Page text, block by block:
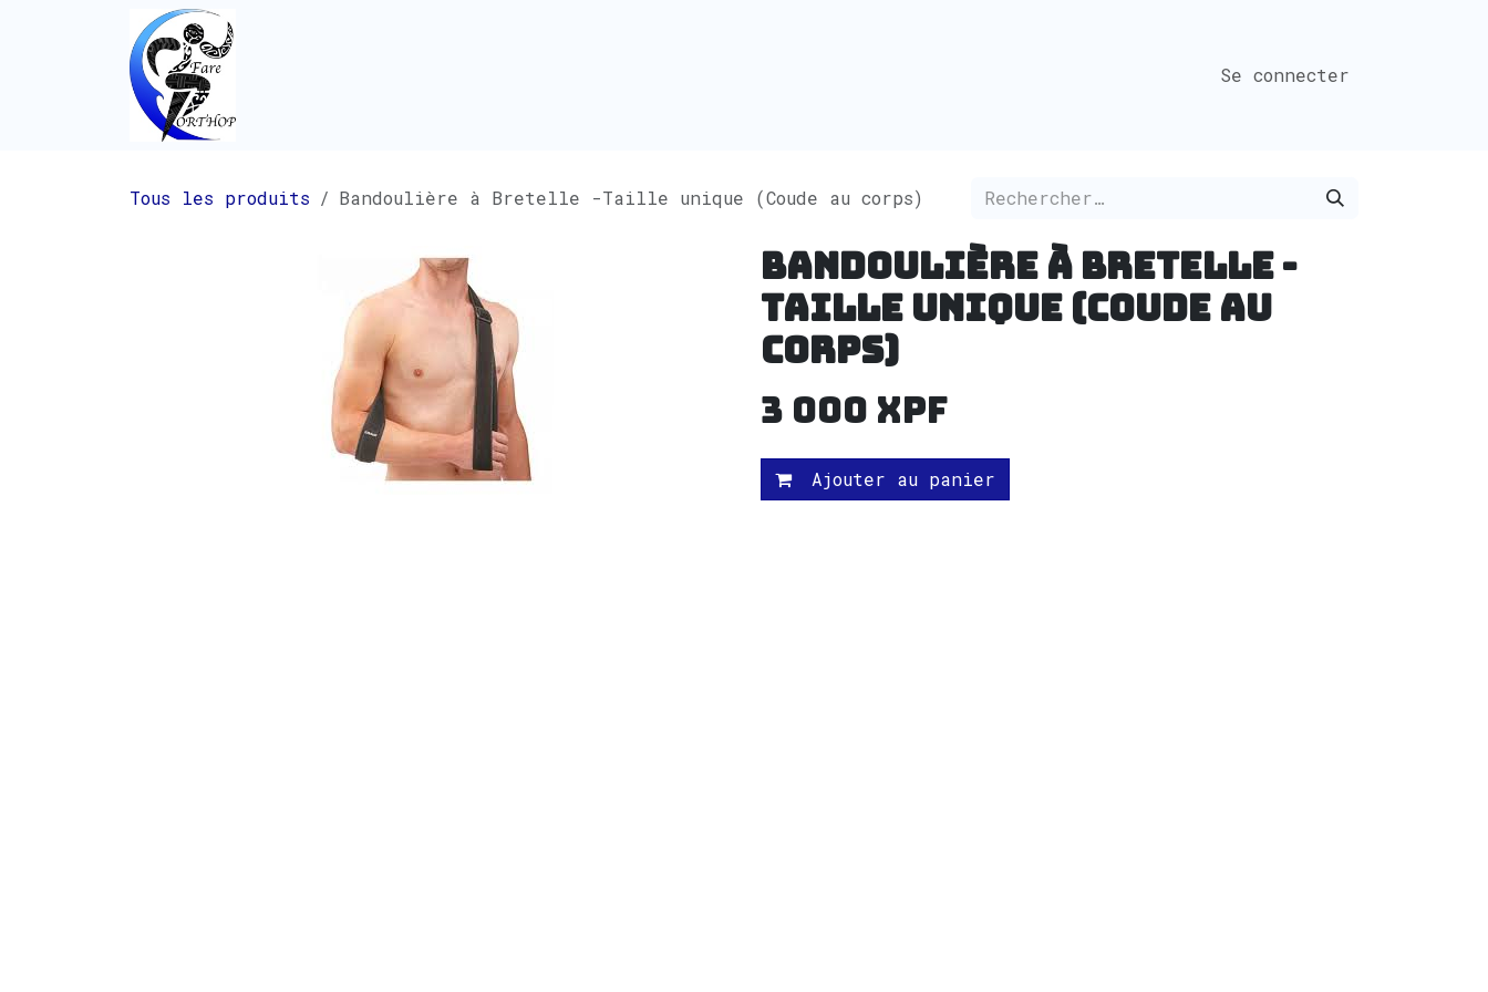
Se rendre au contenu
Se connecter
Tous les produits Bandoulière à Bretelle -Taille unique (Coude au corps)
Bandoulière à Bretelle -
Taille unique (Coude au
corps)
3 000 XPF
Ajouter au panier